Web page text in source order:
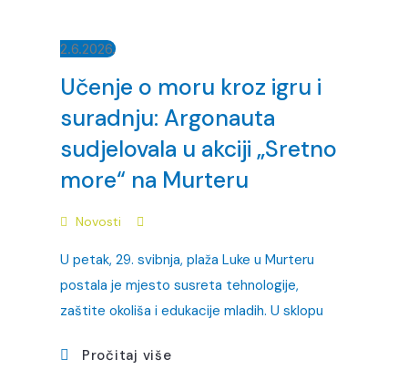
2.6.2026.
Učenje o moru kroz igru i
suradnju: Argonauta
sudjelovala u akciji „Sretno
more“ na Murteru
Novosti
U petak, 29. svibnja, plaža Luke u Murteru
postala je mjesto susreta tehnologije,
zaštite okoliša i edukacije mladih. U sklopu
Pročitaj više